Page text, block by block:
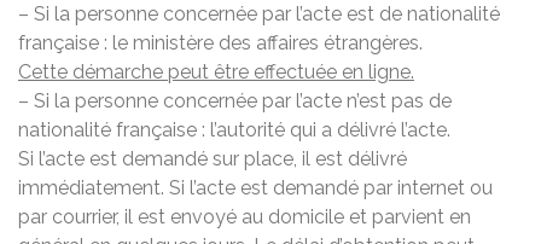
– Si la personne concernée par l’acte est de nationalité
française : le ministère des affaires étrangères.
Cette démarche peut être effectuée en ligne.
– Si la personne concernée par l’acte n’est pas de
nationalité française : l’autorité qui a délivré l’acte.
Si l’acte est demandé sur place, il est délivré
immédiatement. Si l’acte est demandé par internet ou
par courrier, il est envoyé au domicile et parvient en